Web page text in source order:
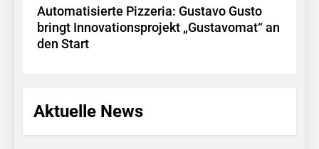
Automatisierte Pizzeria: Gustavo Gusto
bringt Innovationsprojekt „Gustavomat“ an
den Start
Aktuelle News